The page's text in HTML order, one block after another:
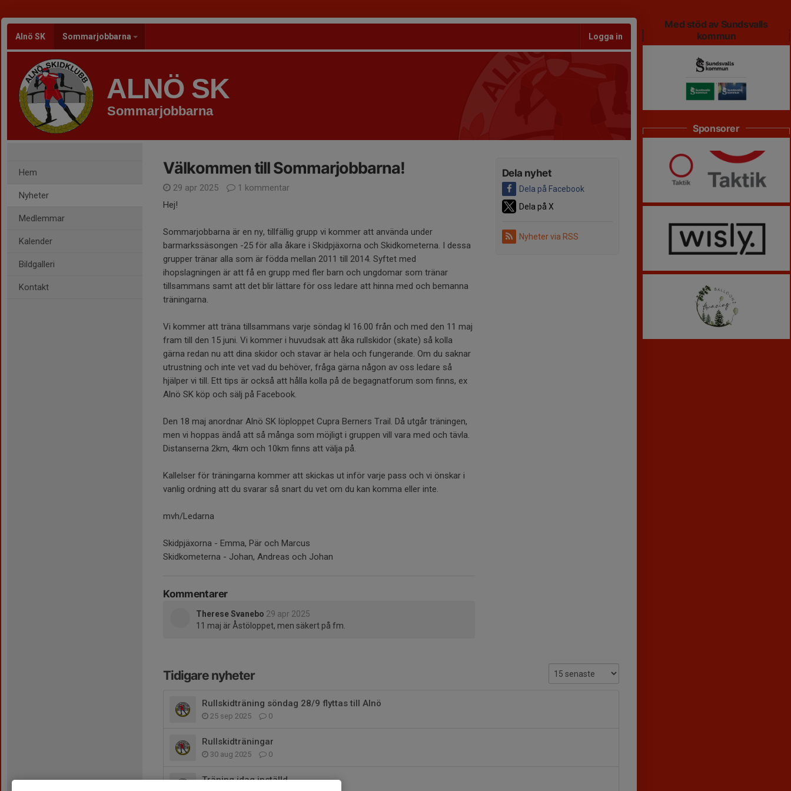
Alnö SK Sommarjobbarna Logga in
ALNÖ SK
Sommarjobbarna
Hem
Nyheter
Medlemmar
Kalender
Bildgalleri
Kontakt
Dela nyhet
Dela på Facebook
Dela på X
Nyheter via RSS
Välkommen till Sommarjobbarna!
29 apr 2025
1 kommentar
Hej!
Sommarjobbarna är en ny, tillfällig grupp vi kommer att använda under
barmarkssäsongen -25 för alla åkare i Skidpjäxorna och Skidkometerna. I dessa
grupper tränar alla som är födda mellan 2011 till 2014. Syftet med
ihopslagningen är att få en grupp med fler barn och ungdomar som tränar
tillsammans samt att det blir lättare för oss ledare att hinna med och bemanna
träningarna.
Vi kommer att träna tillsammans varje söndag kl 16.00 från och med den 11 maj
fram till den 15 juni. Vi kommer i huvudsak att åka rullskidor (skate) så kolla
gärna redan nu att dina skidor och stavar är hela och fungerande. Om du saknar
utrustning och inte vet vad du behöver, fråga gärna någon av oss ledare så
hjälper vi till. Ett tips är också att hålla kolla på de begagnatforum som finns, ex
Alnö SK köp och sälj på Facebook.
Den 18 maj anordnar Alnö SK löploppet Cupra Berners Trail. Då utgår träningen,
men vi hoppas ändå att så många som möjligt i gruppen vill vara med och tävla.
Distanserna 2km, 4km och 10km finns att välja på.
Kallelser för träningarna kommer att skickas ut inför varje pass och vi önskar i
vanlig ordning att du svarar så snart du vet om du kan komma eller inte.
mvh/Ledarna
Skidpjäxorna - Emma, Pär och Marcus
Skidkometerna - Johan, Andreas och Johan
Kommentarer
Therese Svanebo 29 apr 2025
11 maj är Åstöloppet, men säkert på fm.
Tidigare nyheter
Rullskidträning söndag 28/9 flyttas till Alnö
25 sep 2025 0
Rullskidträningar
30 aug 2025 0
Träning idag inställd
Med stöd av Sundsvalls
kommun
Sponsorer